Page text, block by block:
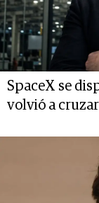
SpaceX se
volvió a